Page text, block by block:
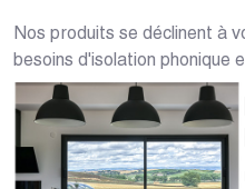
Nos produits se déclinent à
besoins d'isolation phonique
VOTRE
DANS LA
Vous avez un projet de